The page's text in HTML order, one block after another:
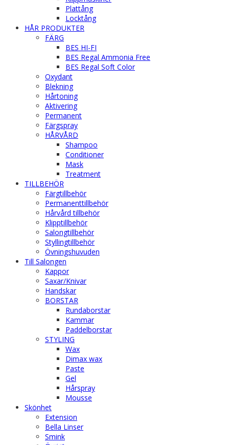
Plattång
Locktång
HÅR PRODUKTER
FÄRG
BES HI-FI
BES Regal Ammonia Free
BES Regal Soft Color
Oxydant
Blekning
Hårtoning
Aktivering
Permanent
Färgspray
HÅRVÅRD
Shampoo
Conditioner
Mask
Treatment
TILLBEHÖR
Färgtillbehör
Permanenttillbehör
Hårvård tillbehör
Klipptillbehör
Salongtillbehör
Styllingtillbehör
Övningshuvuden
Till Salongen
Kappor
Saxar/Knivar
Handskar
BORSTAR
Rundaborstar
Kammar
Paddelborstar
STYLING
Wax
Dimax wax
Paste
Gel
Hårspray
Mousse
Skönhet
Extension
Bella Linser
Smink